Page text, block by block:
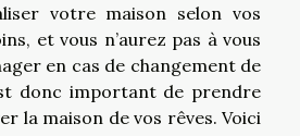
votre maison selon vos
et vous n’aurez pas à vous
en cas de changement de
donc important de prendre
la maison de vos rêves. Voici